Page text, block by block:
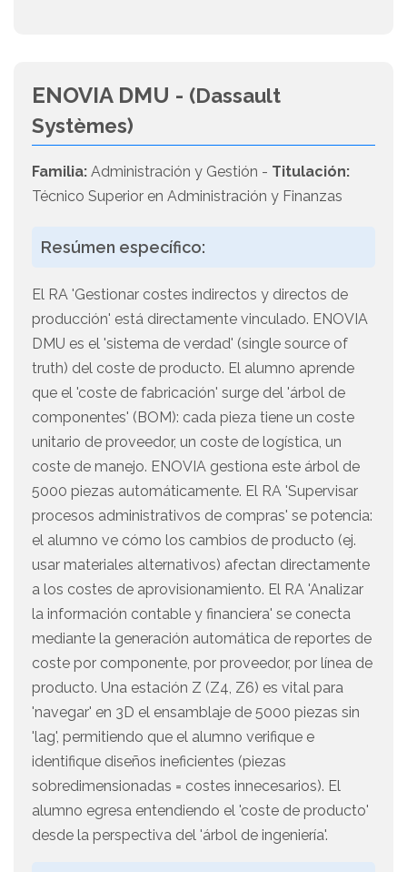
ENOVIA DMU - (Dassault
Systèmes)
Familia: Administración y Gestión - Titulación:
Técnico Superior en Administración y Finanzas
Resúmen específico:
El RA 'Gestionar costes indirectos y directos de
producción' está directamente vinculado. ENOVIA
DMU es el 'sistema de verdad' (single source of
truth) del coste de producto. El alumno aprende
que el 'coste de fabricación' surge del 'árbol de
componentes' (BOM): cada pieza tiene un coste
unitario de proveedor, un coste de logística, un
coste de manejo. ENOVIA gestiona este árbol de
5000 piezas automáticamente. El RA 'Supervisar
procesos administrativos de compras' se potencia:
el alumno ve cómo los cambios de producto (ej.
usar materiales alternativos) afectan directamente
a los costes de aprovisionamiento. El RA 'Analizar
la información contable y financiera' se conecta
mediante la generación automática de reportes de
coste por componente, por proveedor, por línea de
producto. Una estación Z (Z4, Z6) es vital para
'navegar' en 3D el ensamblaje de 5000 piezas sin
'lag', permitiendo que el alumno verifique e
identifique diseños ineficientes (piezas
sobredimensionadas = costes innecesarios). El
alumno egresa entendiendo el 'coste de producto'
desde la perspectiva del 'árbol de ingeniería'.